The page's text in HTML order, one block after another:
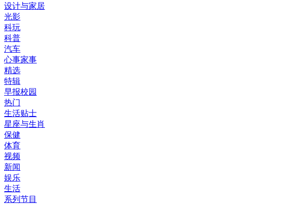
设计与家居
光影
科玩
科普
汽车
心事家事
精选
特辑
早报校园
热门
生活贴士
星座与生肖
保健
体育
视频
新闻
娱乐
生活
系列节目